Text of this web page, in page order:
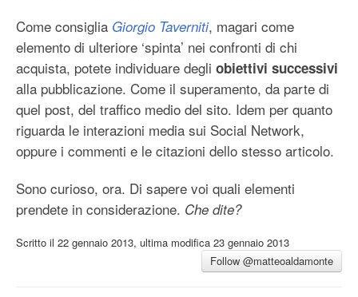
Come consiglia Giorgio Taverniti, magari come
elemento di ulteriore ‘spinta’ nei confronti di chi
acquista, potete individuare degli obiettivi successivi
alla pubblicazione. Come il superamento, da parte di
quel post, del traffico medio del sito. Idem per quanto
riguarda le interazioni media sui Social Network,
oppure i commenti e le citazioni dello stesso articolo.
Sono curioso, ora. Di sapere voi quali elementi
prendete in considerazione. Che dite?
Scritto il 22 gennaio 2013, ultima modifica 23 gennaio 2013
Follow @matteoaldamonte